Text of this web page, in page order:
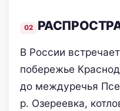
В России
побережье
до междуречья
р. Озереевка,